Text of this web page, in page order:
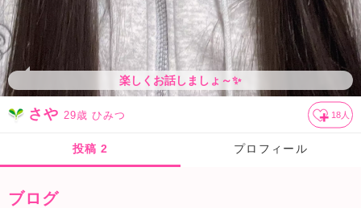
楽しくお話しましょ～✨️
さや 29歳 ひみつ 18 人
投稿 2 プロフィール
ブログ